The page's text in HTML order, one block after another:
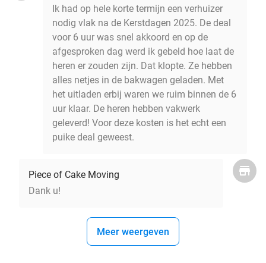
Ik had op hele korte termijn een verhuizer
nodig vlak na de Kerstdagen 2025. De deal
voor 6 uur was snel akkoord en op de
afgesproken dag werd ik gebeld hoe laat de
heren er zouden zijn. Dat klopte. Ze hebben
alles netjes in de bakwagen geladen. Met
het uitladen erbij waren we ruim binnen de 6
uur klaar. De heren hebben vakwerk
geleverd! Voor deze kosten is het echt een
puike deal geweest.
Piece of Cake Moving
Dank u!
Meer weergeven